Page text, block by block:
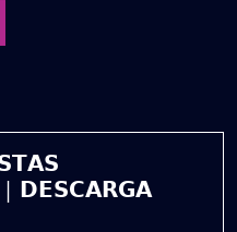
| 𝗗𝗘𝗦𝗖𝗔𝗥𝗚𝗔